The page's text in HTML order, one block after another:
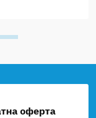
оферта